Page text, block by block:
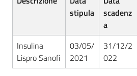
English
site
stipula
scadenz
a
Insulina
Lispro Sanofi
03/05/
2021
31/12/2
022